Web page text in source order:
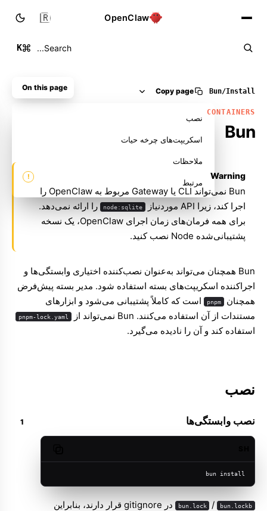
OpenClaw
Search...
K
🇮🇷
Install
/
Bun
Copy page
CONTAINERS
Bun
Warning
Bun نمی‌تواند CLI یا Gateway مربوط به OpenClaw را
اجرا کند، زیرا API موردنیاز
node:sqlite را ارائه نمی‌دهد.
برای همه فرمان‌های زمان اجرای OpenClaw، یک نسخه
پشتیبانی‌شده Node نصب کنید.
Bun همچنان می‌تواند به‌عنوان نصب‌کننده اختیاری وابستگی‌ها و
اجراکننده اسکریپت‌های بسته استفاده شود. مدیر بسته پیش‌فرض
همچنان
pnpm است که کاملاً پشتیبانی می‌شود و ابزارهای
مستندات از آن استفاده می‌کنند. Bun نمی‌تواند از
pnpm-lock.yaml
استفاده کند و آن را نادیده می‌گیرد.
نصب
نصب وابستگی‌ها
bun install
bun.lock / bun.lockb
در gitignore قرار دارند، بنابراین
On this page
نصب
اسکریپت‌های چرخه حیات
ملاحظات
مرتبط